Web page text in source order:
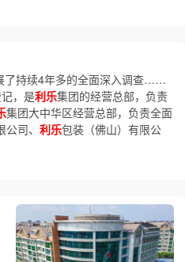
了持续4年多的全面深入调查……
，是利乐集团的经营总部，负责
集团大中华区经营总部，负责全面
司、 利乐包装（佛山）有限公